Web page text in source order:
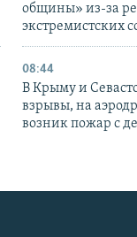
общины» из-за
экстремистских
08:44
В Крыму и
взрывы, на
возник пожар с